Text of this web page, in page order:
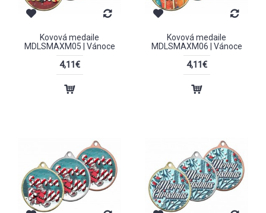
Kovová medaile
MDLSMAXM05 | Vánoce
4,11€
Kovová medaile
MDLSMAXM06 | Vánoce
4,11€